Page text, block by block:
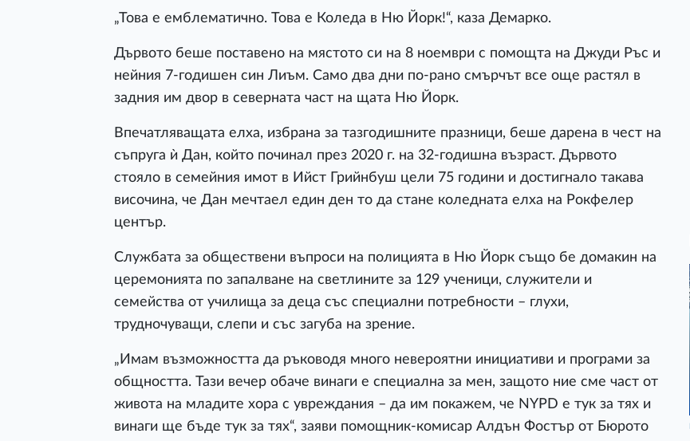
„Това е емблематично. Това е Коледа в Ню Йорк!“, каза Демарко.
Дървото беше поставено на мястото си на 8 ноември с помощта на Джуди Ръс и
нейния 7-годишен син Лиъм. Само два дни по-рано смърчът все още растял в
задния им двор в северната част на щата Ню Йорк.
Впечатляващата елха, избрана за тазгодишните празници, беше дарена в чест на
съпруга ѝ Дан, който починал през 2020 г. на 32-годишна възраст. Дървото
стояло в семейния имот в Ийст Грийнбуш цели 75 години и достигнало такава
височина, че Дан мечтаел един ден то да стане коледната елха на Рокфелер
център.
Службата за обществени въпроси на полицията в Ню Йорк също бе домакин на
церемонията по запалване на светлините за 129 ученици, служители и
семейства от училища за деца със специални потребности – глухи,
трудночуващи, слепи и със загуба на зрение.
„Имам възможността да ръководя много невероятни инициативи и програми за
общността. Тази вечер обаче винаги е специална за мен, защото ние сме част от
живота на младите хора с увреждания – да им покажем, че NYPD е тук за тях и
винаги ще бъде тук за тях“, заяви помощник-комисар Алдън Фостър от Бюрото